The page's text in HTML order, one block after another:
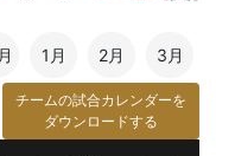
1月 2月 3月
チームの試合カレンダーを
ダウンロードする